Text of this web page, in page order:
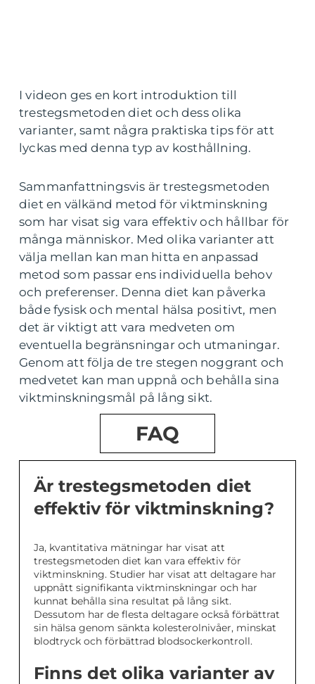
I videon ges en kort introduktion till
trestegsmetoden diet och dess olika
varianter, samt några praktiska tips för att
lyckas med denna typ av kosthållning.
Sammanfattningsvis är trestegsmetoden
diet en välkänd metod för viktminskning
som har visat sig vara effektiv och hållbar för
många människor. Med olika varianter att
välja mellan kan man hitta en anpassad
metod som passar ens individuella behov
och preferenser. Denna diet kan påverka
både fysisk och mental hälsa positivt, men
det är viktigt att vara medveten om
eventuella begränsningar och utmaningar.
Genom att följa de tre stegen noggrant och
medvetet kan man uppnå och behålla sina
viktminskningsmål på lång sikt.
FAQ
Är trestegsmetoden diet
effektiv för viktminskning?
Ja, kvantitativa mätningar har visat att
trestegsmetoden diet kan vara effektiv för
viktminskning. Studier har visat att deltagare har
uppnått signifikanta viktminskningar och har
kunnat behålla sina resultat på lång sikt.
Dessutom har de flesta deltagare också förbättrat
sin hälsa genom sänkta kolesterolnivåer, minskat
blodtryck och förbättrad blodsockerkontroll.
Finns det olika varianter av